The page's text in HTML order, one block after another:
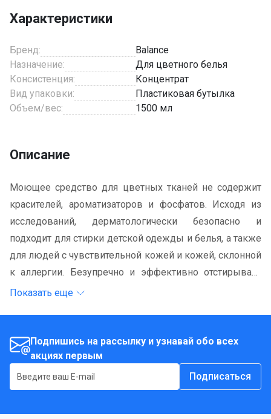
Характеристики
Бренд:
Balance
Назначение:
Для цветного белья
Консистенция:
Концентрат
Вид упаковки:
Пластиковая бутылка
Объем/вес:
1500 мл
Описание
Моющее средство для цветных тканей не содержит
красителей, ароматизаторов и фосфатов. Исходя из
исследований, дерматологически безопасно и
подходит для стирки детской одежды и белья, а также
для людей с чувствительной кожей и кожей, склонной
к аллергии. Безупречно и эффективно отстирывает
все виды тканей даже при низкой температуре воды.
предназначено для стирки цветных тканей всех
видов: хлопка, льна, шелка, шерсти, вискозы, нейлона
и т. д. Подходит как для ручной стирки, так и для
стирки в стиральной машине.
Показать еще
Подпишись на рассылку и узнавай обо всех
акциях первым
Подписаться